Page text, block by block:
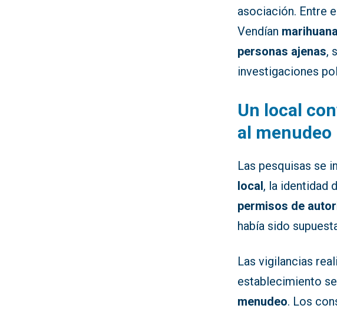
asociación. Entre
Vendían
personas ajenas,
investigaciones
Un local
al menudeo
Las pesquisas se
local, la identidad
permisos de
había sido
Las vigilancias
establecimiento
menudeo. Los